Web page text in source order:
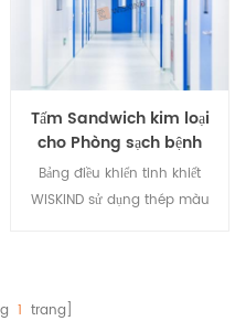
Tấm Sandwich kim loại
cho Phòng sạch bệnh
viện và Phòng sạch nhà
thuốc
Bảng điều khiển tinh khiết
WISKIND sử dụng thép màu
ong nhôm và tấm magiê
1 trang]